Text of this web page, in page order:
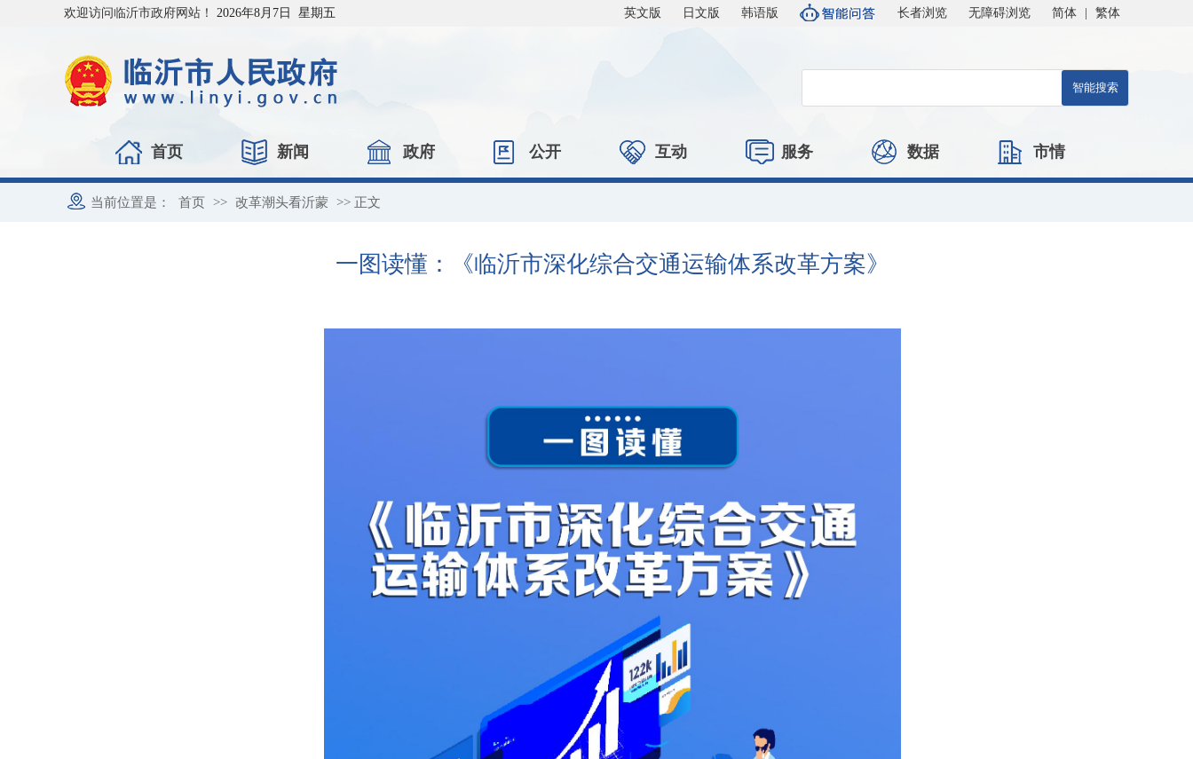
欢迎访问临沂市政府网站！ 2026年8月7日 星期五 英文版 日文版 韩语版 长者浏览 无障碍浏览 简体 繁体
首页 新闻 政府 公开 互动 服务 数据 市情
当前位置是： 首页 >> 改革潮头看沂蒙 >> 正文
一图读懂：《临沂市深化综合交通运输体系改革方案》